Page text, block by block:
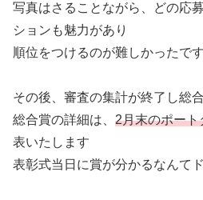
写真はさることながら、どの応
ションも魅力があり
順位をつけるのが難しかったです
その後、審査の集計が終了し総
総合賞の詳細は、 2月末のポート
表いたします
表彰式当日に賞が分かるなんて